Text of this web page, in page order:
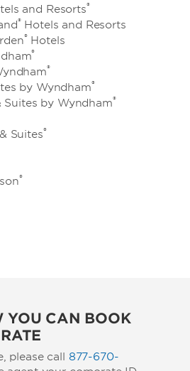
and Resorts®
®Hotels and Resorts
®Hotels
®
®
by Wyndham®
Suites by Wyndham®
Suites®
®
YOU CAN BOOK
please call 877-670-